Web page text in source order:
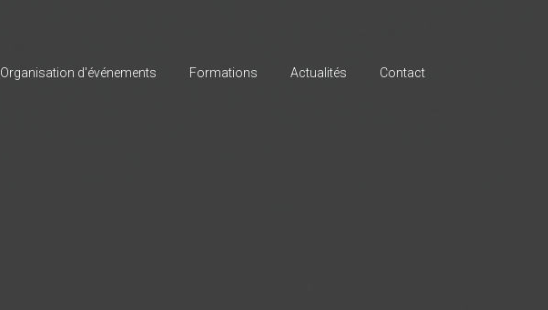
Organisation d'événements Formations Actualités Contact